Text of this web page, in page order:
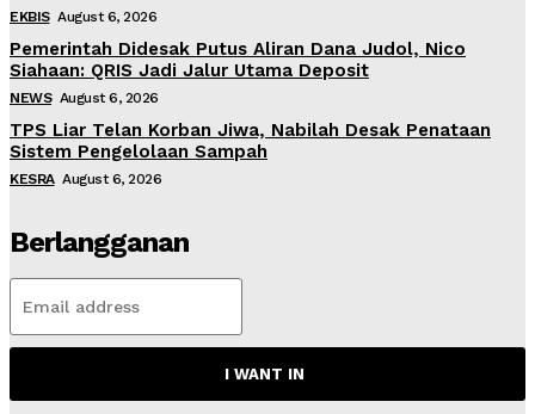
EKBIS August 6, 2026
Pemerintah Didesak Putus Aliran Dana Judol, Nico
Siahaan: QRIS Jadi Jalur Utama Deposit
NEWS August 6, 2026
TPS Liar Telan Korban Jiwa, Nabilah Desak Penataan
Sistem Pengelolaan Sampah
KESRA August 6, 2026
Berlangganan
I WANT IN